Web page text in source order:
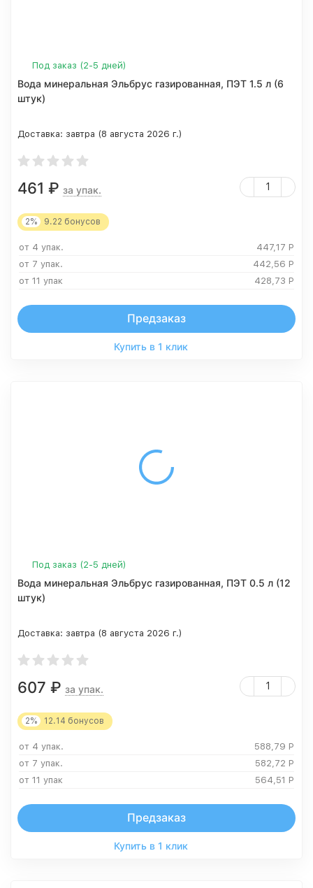
Под заказ (2-5 дней)
Вода минеральная Эльбрус газированная, ПЭТ 1.5 л (6
штук)
Доставка: завтра (8 августа 2026 г.)
461 ₽ за упак.
2% 9.22 бонусов
от 4 упак. 447,17 Р
от 7 упак.
442,56 Р
от 11 упак
428,73 Р
Предзаказ
Купить в 1 клик
Под заказ (2-5 дней)
Вода минеральная Эльбрус газированная, ПЭТ 0.5 л (12
штук)
Доставка: завтра (8 августа 2026 г.)
607 ₽ за упак.
2% 12.14 бонусов
от 4 упак. 588,79 Р
от 7 упак.
582,72 Р
от 11 упак
564,51 Р
Предзаказ
Купить в 1 клик